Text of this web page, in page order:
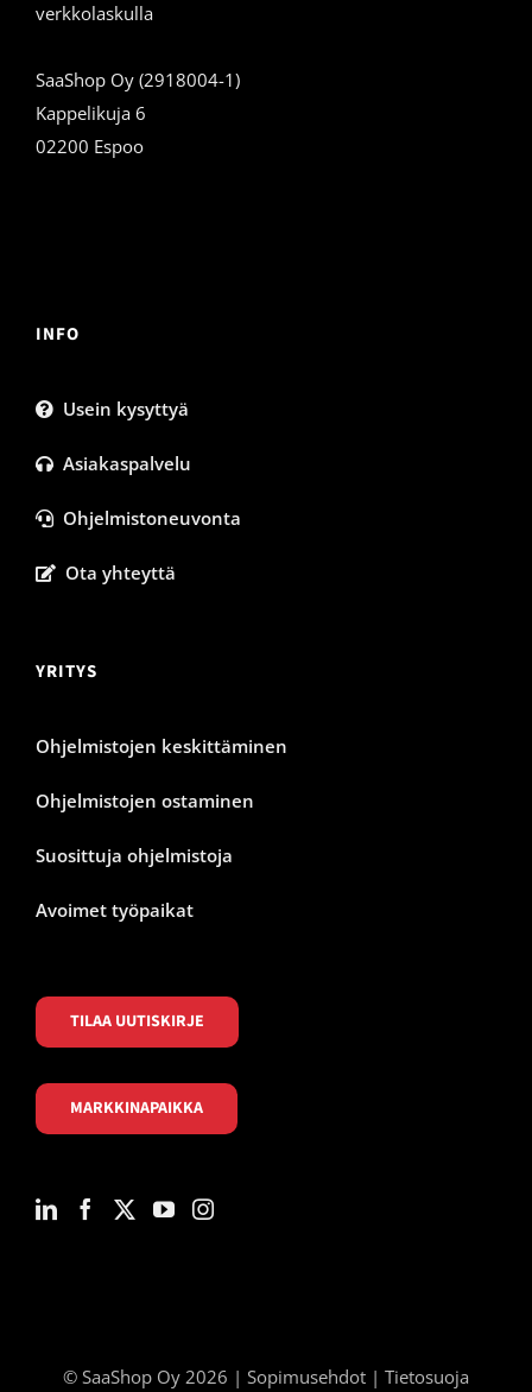
verkkolaskulla
SaaShop Oy (2918004-1)
Kappelikuja 6
02200 Espoo
INFO
Usein kysyttyä
Asiakaspalvelu
Ohjelmistoneuvonta
Ota yhteyttä
YRITYS
Ohjelmistojen keskittäminen
Ohjelmistojen ostaminen
Suosittuja ohjelmistoja
Avoimet työpaikat
TILAA UUTISKIRJE
MARKKINAPAIKKA
© SaaShop Oy 2026 | Sopimusehdot | Tietosuoja